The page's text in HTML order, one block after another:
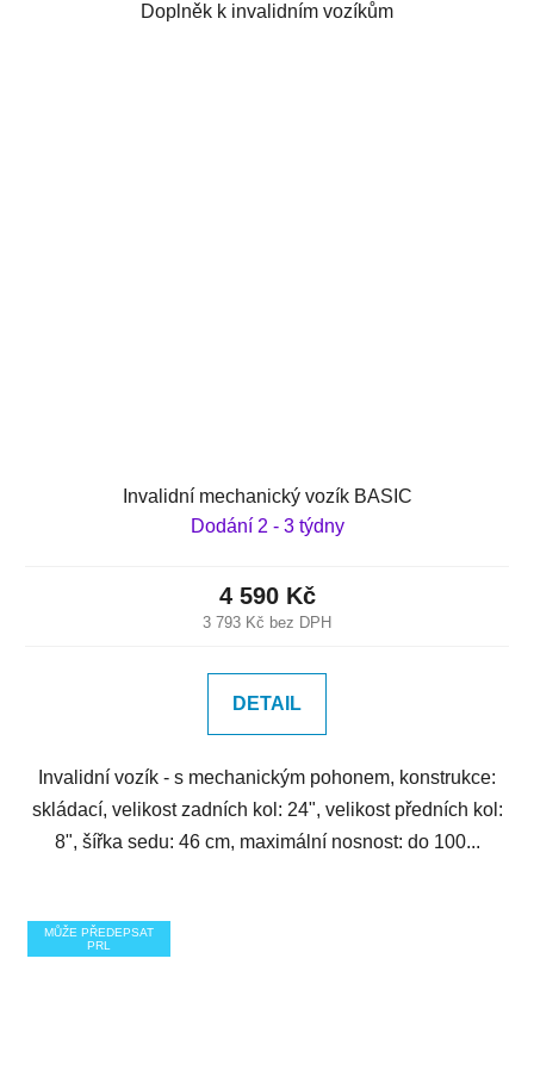
Doplněk k invalidním vozíkům
Invalidní mechanický vozík BASIC
Dodání 2 - 3 týdny
3 793 Kč bez DPH
4 590 Kč
DETAIL
Invalidní vozík - s mechanickým pohonem, konstrukce:
skládací, velikost zadních kol: 24", velikost předních kol:
8", šířka sedu: 46 cm, maximální nosnost: do 100...
MŮŽE PŘEDEPSAT
PRL